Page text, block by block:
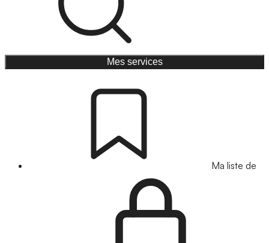
Mes services
Ma liste de